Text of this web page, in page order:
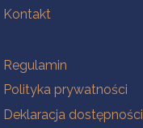
Kontakt
Na skróty
Regulamin
Polityka prywatności
Deklaracja dostępności